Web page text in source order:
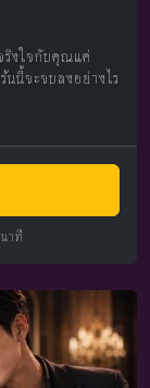
ริงใจกับคุณแค่
นนี้จะจบลงอย่างไร
าที